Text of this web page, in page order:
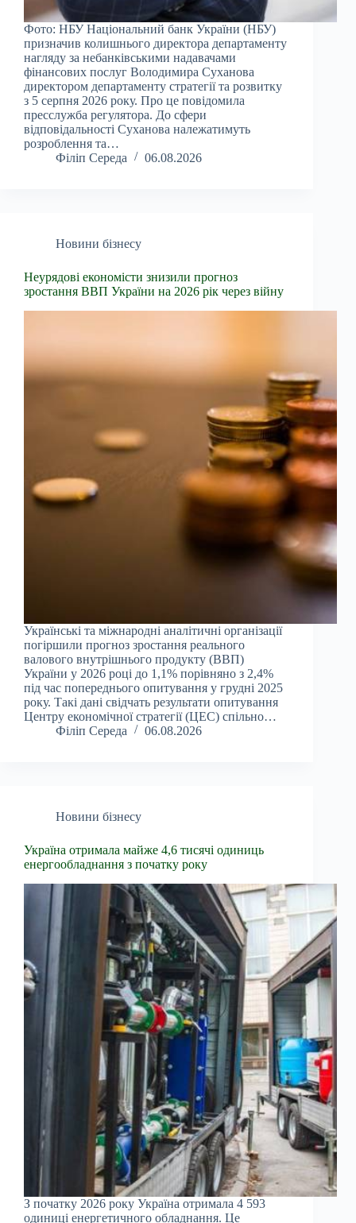
Фото: НБУ Національний банк України (НБУ)
призначив колишнього директора департаменту
нагляду за небанківськими надавачами
фінансових послуг Володимира Суханова
директором департаменту стратегії та розвитку
з 5 серпня 2026 року. Про це повідомила
пресслужба регулятора. До сфери
відповідальності Суханова належатимуть
розроблення та…
Філіп Середа
06.08.2026
Новини бізнесу
Неурядові економісти знизили прогноз
зростання ВВП України на 2026 рік через війну
Українські та міжнародні аналітичні організації
погіршили прогноз зростання реального
валового внутрішнього продукту (ВВП)
України у 2026 році до 1,1% порівняно з 2,4%
під час попереднього опитування у грудні 2025
року. Такі дані свідчать результати опитування
Центру економічної стратегії (ЦЕС) спільно…
Філіп Середа
06.08.2026
Новини бізнесу
Україна отримала майже 4,6 тисячі одиниць
енергообладнання з початку року
З початку 2026 року Україна отримала 4 593
одиниці енергетичного обладнання. Це